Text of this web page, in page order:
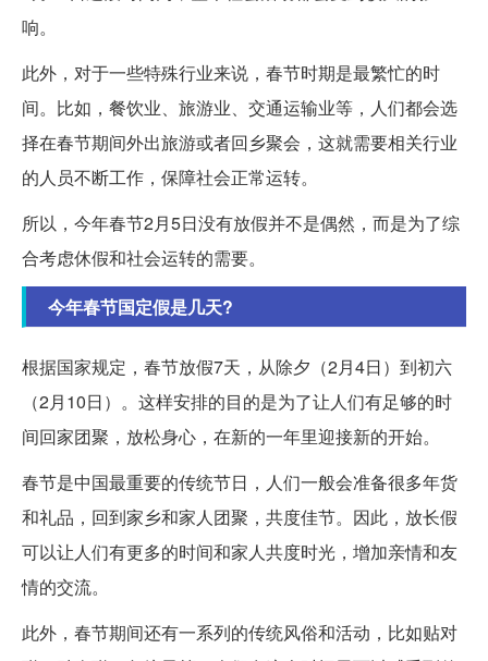
响。
此外，对于一些特殊行业来说，春节时期是最繁忙的时
间。比如，餐饮业、旅游业、交通运输业等，人们都会选
择在春节期间外出旅游或者回乡聚会，这就需要相关行业
的人员不断工作，保障社会正常运转。
所以，今年春节2月5日没有放假并不是偶然，而是为了综
合考虑休假和社会运转的需要。
今年春节国定假是几天?
根据国家规定，春节放假7天，从除夕（2月4日）到初六
（2月10日）。这样安排的目的是为了让人们有足够的时
间回家团聚，放松身心，在新的一年里迎接新的开始。
春节是中国最重要的传统节日，人们一般会准备很多年货
和礼品，回到家乡和家人团聚，共度佳节。因此，放长假
可以让人们有更多的时间和家人共度时光，增加亲情和友
情的交流。
此外，春节期间还有一系列的传统风俗和活动，比如贴对